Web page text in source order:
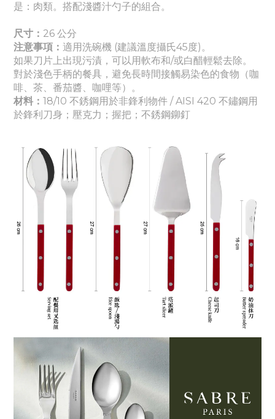
是：肉類。搭配淺醬汁勺子的組合。
尺寸： 26 公分
注意事項： 適用洗碗機 (建議溫度攝氏45度)。
如果刀片上出現污漬，可以用軟布和/或白醋輕鬆去除。
對於淺色手柄的餐具，避免長時間接觸易染色的食物（咖
啡、茶、番茄醬、咖哩等）。
材料： 18/10 不銹鋼用於非鋒利物件 / AISI 420 不鏽鋼用
於鋒利刀身 ；壓克力 ；握把 ； 不銹鋼鉚釘